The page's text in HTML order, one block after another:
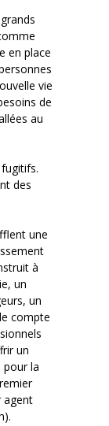
en place
vie
de
au
des
une
à
un
un
compte
un
pour la
agent